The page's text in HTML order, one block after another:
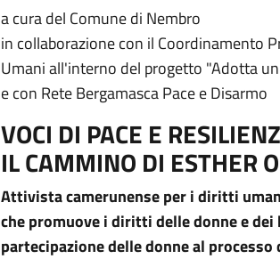
a cura del Comune di Nembro
in collaborazione con il Coordinamento
Umani all'interno del progetto "Adotta
e con Rete Bergamasca Pace e Disarmo
VOCI DI PACE E
IL CAMMINO DI ESTHER
Attivista camerunense per i diritti
che promuove i diritti delle donne e
partecipazione delle donne al processo